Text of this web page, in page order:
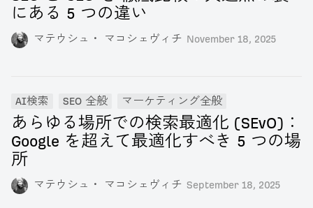
マテウシュ・ マコシェヴィチ November 18, 2025
にある 5 つの違い
マテウシュ・ マコシェヴィチ September 18, 2025
AI検索 SEO 全般 マーケティング全般
あらゆる場所での検索最適化 (SEvO)：
Google を超えて最適化すべき 5 つの場
所